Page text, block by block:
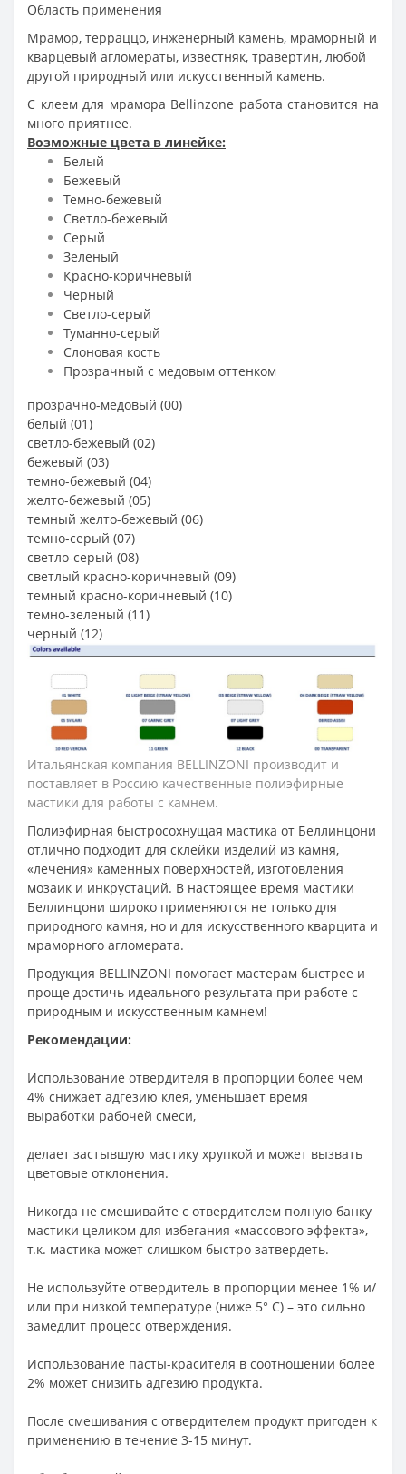
Область применения
Мрамор, терраццо, инженерный камень, мраморный и
кварцевый агломераты, известняк, травертин, любой
другой природный или искусственный камень.
С клеем для мрамора Bellinzone работа становится на
много приятнее.
Возможные цвета в линейке:
Белый
Бежевый
Темно-бежевый
Светло-бежевый
Серый
Зеленый
Красно-коричневый
Черный
Светло-серый
Туманно-серый
Слоновая кость
Прозрачный с медовым оттенком
прозрачно-медовый (00)
белый (01)
светло-бежевый (02)
бежевый (03)
темно-бежевый (04)
желто-бежевый (05)
темный желто-бежевый (06)
темно-серый (07)
светло-серый (08)
светлый красно-коричневый (09)
темный красно-коричневый (10)
темно-зеленый (11)
черный (12)
Итальянская компания BELLINZONI производит и
поставляет в Россию качественные полиэфирные
мастики для работы с камнем.
Полиэфирная быстросохнущая мастика от Беллинцони
отлично подходит для склейки изделий из камня,
«лечения» каменных поверхностей, изготовления
мозаик и инкрустаций. В настоящее время мастики
Беллинцони широко применяются не только для
природного камня, но и для искусственного кварцита и
мраморного агломерата.
Продукция BELLINZONI помогает мастерам быстрее и
проще достичь идеального результата при работе с
природным и искусственным камнем!
Рекомендации:
Использование отвердителя в пропорции более чем
4% снижает адгезию клея, уменьшает время
выработки рабочей смеси,
делает застывшую мастику хрупкой и может вызвать
цветовые отклонения.
Никогда не смешивайте с отвердителем полную банку
мастики целиком для избегания «массового эффекта»,
т.к. мастика может слишком быстро затвердеть.
Не используйте отвердитель в пропорции менее 1% и/
или при низкой температуре (ниже 5° С) – это сильно
замедлит процесс отверждения.
Использование пасты-красителя в соотношении более
2% может снизить адгезию продукта.
После смешивания с отвердителем продукт пригоден к
применению в течение 3-15 минут.